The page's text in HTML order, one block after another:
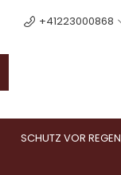
+41223000868
SCHUTZ VOR